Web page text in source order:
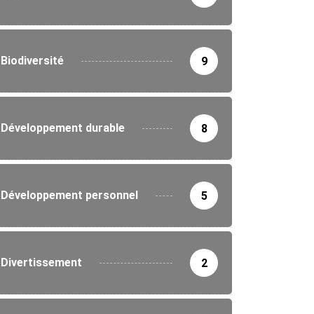
du projet WACA ResIP : un...
Biodiversité 9
Développement durable 8
Développement personnel 5
Divertissement 2